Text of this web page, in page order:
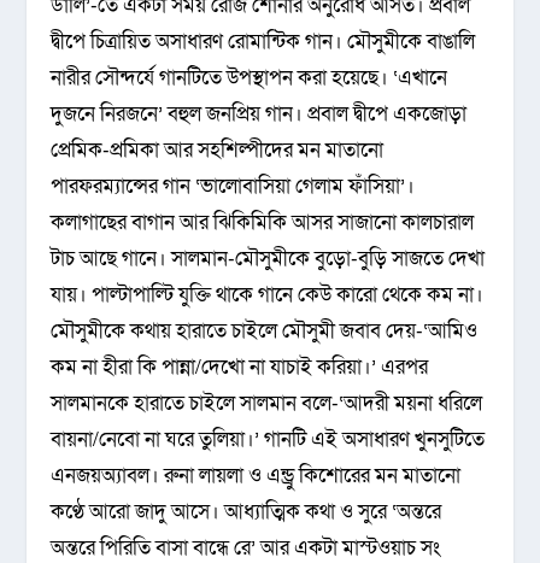
দ্বীপে চিত্রায়িত অসাধারণ রোমান্টিক গান। মৌসুমীকে বাঙালি
নারীর সৌন্দর্যে গানটিতে উপস্থাপন করা হয়েছে। ‘এখানে
দুজনে নিরজনে’ বহুল জনপ্রিয় গান। প্রবাল দ্বীপে একজোড়া
প্রেমিক-প্রমিকা আর সহশিল্পীদের মন মাতানো
পারফরম্যান্সের গান ‘ভালোবাসিয়া গেলাম ফাঁসিয়া’।
কলাগাছের বাগান আর ঝিকিমিকি আসর সাজানো কালচারাল
টাচ আছে গানে। সালমান-মৌসুমীকে বুড়ো-বুড়ি সাজতে দেখা
যায়। পাল্টাপাল্টি যুক্তি থাকে গানে কেউ কারো থেকে কম না।
মৌসুমীকে কথায় হারাতে চাইলে মৌসুমী জবাব দেয়-‘আমিও
কম না হীরা কি পান্না/দেখো না যাচাই করিয়া।’ এরপর
সালমানকে হারাতে চাইলে সালমান বলে-‘আদরী ময়না ধরিলে
বায়না/নেবো না ঘরে তুলিয়া।’ গানটি এই অসাধারণ খুনসুটিতে
এনজয়অ্যাবল। রুনা লায়লা ও এন্ড্রু কিশোরের মন মাতানো
কণ্ঠে আরো জাদু আসে। আধ্যাত্মিক কথা ও সুরে ‘অন্তরে
অন্তরে পিরিতি বাসা বান্ধে রে’ আর একটা মাস্টওয়াচ সং